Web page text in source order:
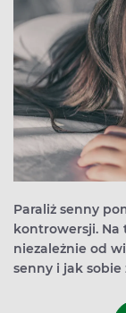
Paraliż senny
kontrowersji. Na
niezależnie od
senny i jak sobie